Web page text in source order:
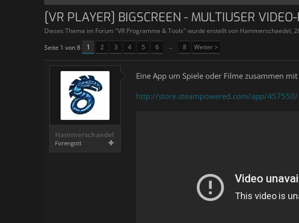
[VR PLAYER] BIGSCREEN - MULTIUSER
Dieses Thema im Forum "VR Programme & Tools" wurde erstellt von Hammerschaedel,
Seite 1 von 8
1 2 3 4 5 6 → 8 Weiter >
Hammerschaedel
Forengott
Eine App um Spiele oder Filme zusammen
http://store.steampowered.com/app/457550/